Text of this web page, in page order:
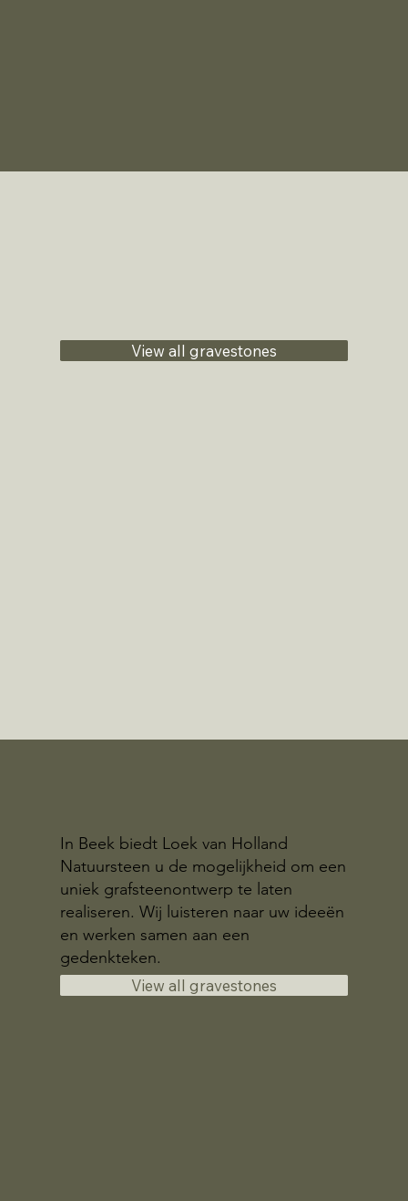
View all gravestones
In Beek biedt Loek van Holland
Natuursteen u de mogelijkheid om een
uniek grafsteenontwerp te laten
realiseren. Wij luisteren naar uw ideeën
en werken samen aan een
gedenkteken.
View all gravestones